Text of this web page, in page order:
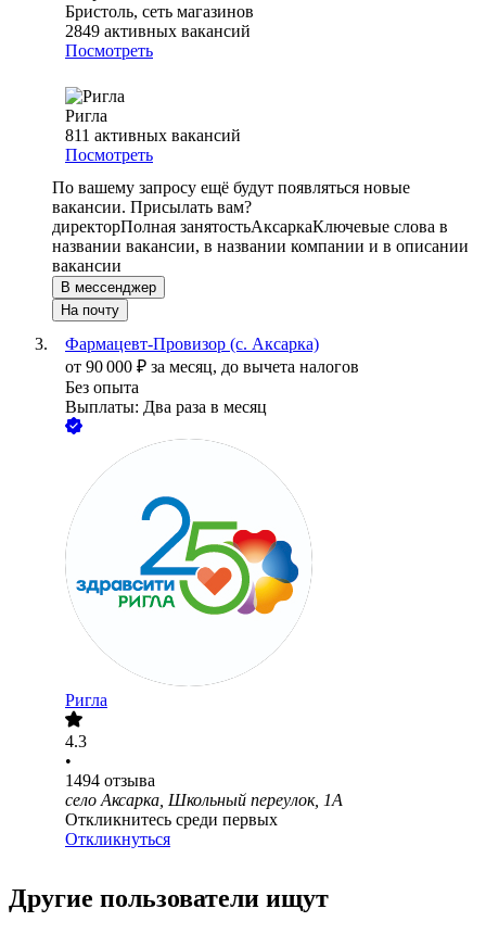
Бристоль, сеть магазинов
2849 активных вакансий
Посмотреть
Ригла
811 активных вакансий
Посмотреть
По вашему запросу ещё будут появляться новые
вакансии. Присылать вам?
директорПолная занятостьАксаркаКлючевые слова в
названии вакансии, в названии компании и в описании
вакансии
В мессенджер
На почту
Фармацевт-Провизор (с. Аксарка)
от 90 000 ₽ за месяц, до вычета налогов
Без опыта
Выплаты: Два раза в месяц
Ригла
4.3
•
1494 отзыва
село Аксарка, Школьный переулок, 1А
Откликнитесь среди первых
Откликнуться
Другие пользователи ищут